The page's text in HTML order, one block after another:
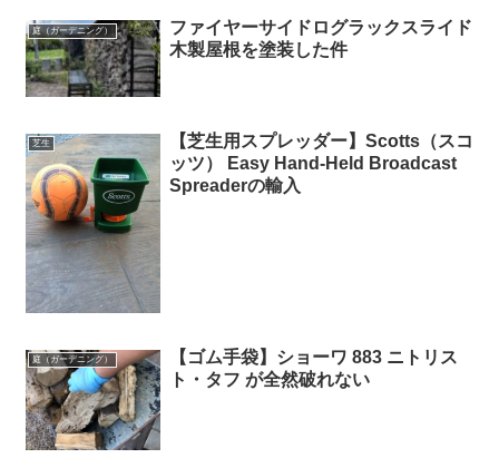
庭（ガーデニング）
ファイヤーサイドログラックスライド
木製屋根を塗装した件
芝生
【芝生用スプレッダー】Scotts（スコ
ッツ） Easy Hand-Held Broadcast
Spreaderの輸入
庭（ガーデニング）
【ゴム手袋】ショーワ 883 ニトリス
ト・タフ が全然破れない